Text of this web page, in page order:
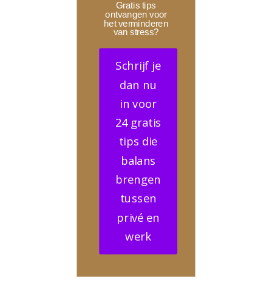
Gratis tips
ontvangen voor
het verminderen
van stress?
Schrijf je
dan nu
in voor
24 gratis
tips die
balans
brengen
tussen
privé en
werk